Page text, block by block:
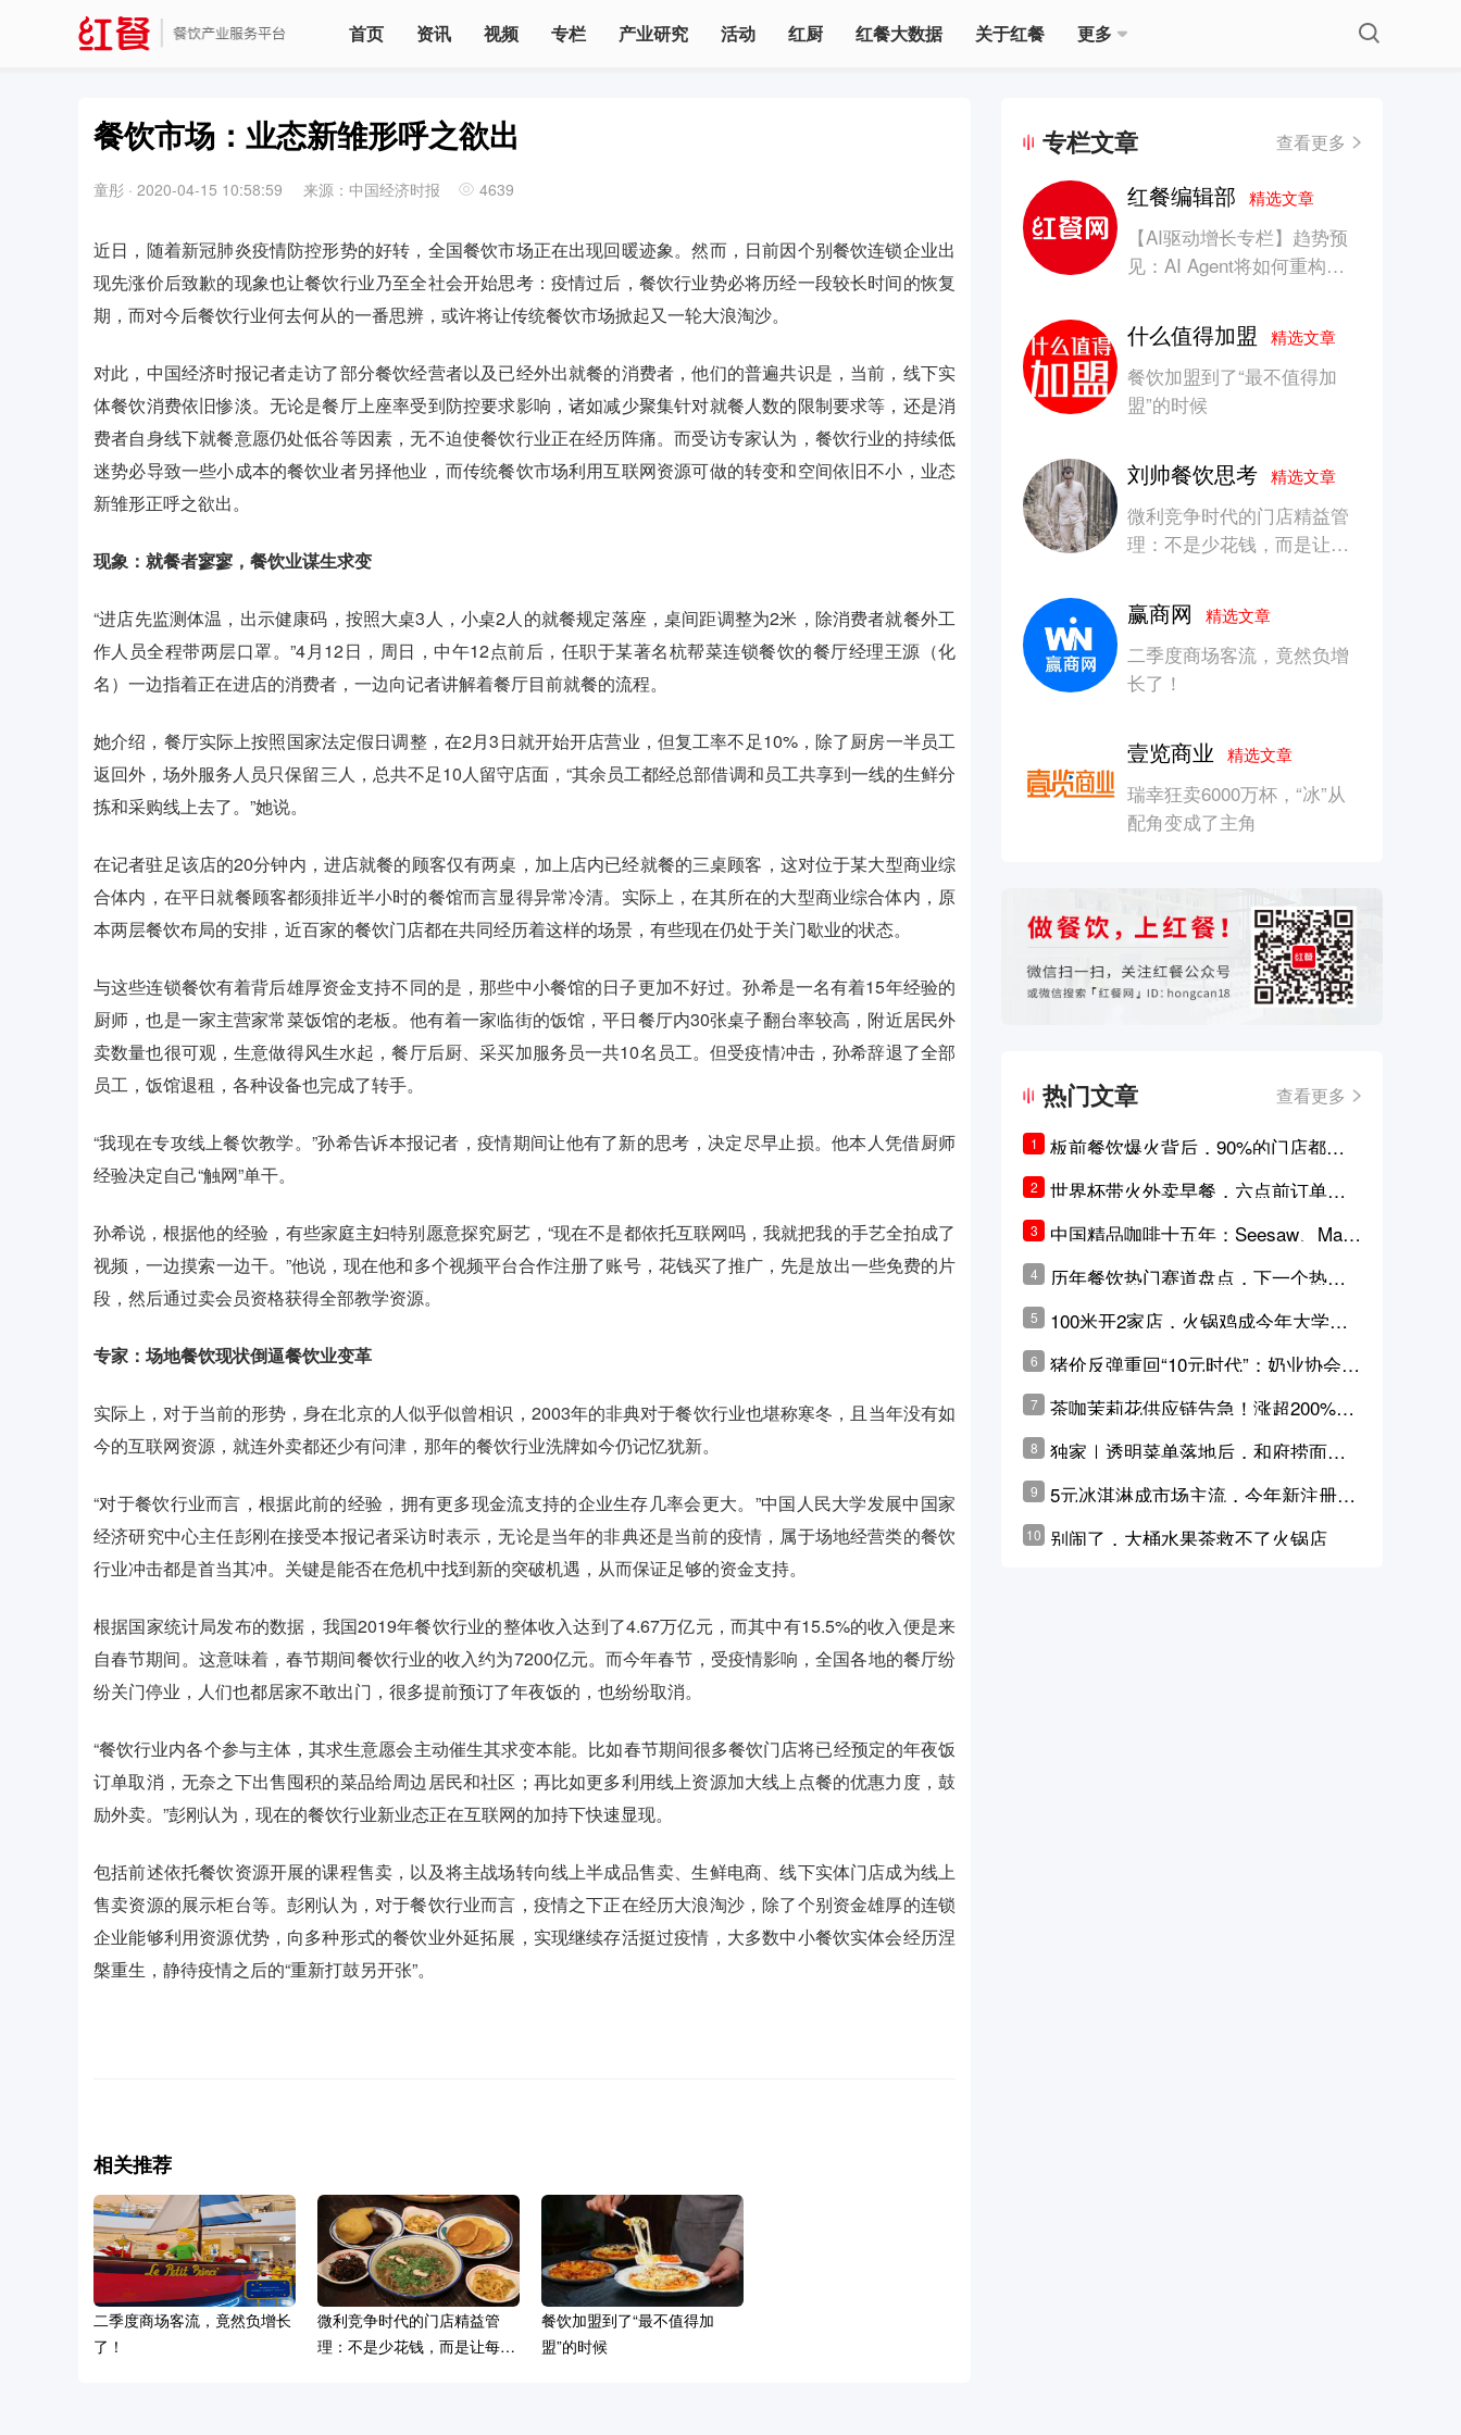
首页 资讯 视频 专栏 产业研究 活动 红厨 红餐大数据 关于红餐 更多
餐饮市场：业态新雏形呼之欲出
童彤 · 2020-04-15 10:58:59 来源：中国经济时报 4639
近日，随着新冠肺炎疫情防控形势的好转，全国餐饮市场正在出现回暖迹象。然而，日前因个别餐饮连锁企业出
现先涨价后致歉的现象也让餐饮行业乃至全社会开始思考：疫情过后，餐饮行业势必将历经一段较长时间的恢复
期，而对今后餐饮行业何去何从的一番思辨，或许将让传统餐饮市场掀起又一轮大浪淘沙。
对此，中国经济时报记者走访了部分餐饮经营者以及已经外出就餐的消费者，他们的普遍共识是，当前，线下实
体餐饮消费依旧惨淡。无论是餐厅上座率受到防控要求影响，诸如减少聚集针对就餐人数的限制要求等，还是消
费者自身线下就餐意愿仍处低谷等因素，无不迫使餐饮行业正在经历阵痛。而受访专家认为，餐饮行业的持续低
迷势必导致一些小成本的餐饮业者另择他业，而传统餐饮市场利用互联网资源可做的转变和空间依旧不小，业态
新雏形正呼之欲出。
现象：就餐者寥寥，餐饮业谋生求变
“进店先监测体温，出示健康码，按照大桌3人，小桌2人的就餐规定落座，桌间距调整为2米，除消费者就餐外工
作人员全程带两层口罩。”4月12日，周日，中午12点前后，任职于某著名杭帮菜连锁餐饮的餐厅经理王源（化
名）一边指着正在进店的消费者，一边向记者讲解着餐厅目前就餐的流程。
她介绍，餐厅实际上按照国家法定假日调整，在2月3日就开始开店营业，但复工率不足10%，除了厨房一半员工
返回外，场外服务人员只保留三人，总共不足10人留守店面，“其余员工都经总部借调和员工共享到一线的生鲜分
拣和采购线上去了。”她说。
在记者驻足该店的20分钟内，进店就餐的顾客仅有两桌，加上店内已经就餐的三桌顾客，这对位于某大型商业综
合体内，在平日就餐顾客都须排近半小时的餐馆而言显得异常冷清。实际上，在其所在的大型商业综合体内，原
本两层餐饮布局的安排，近百家的餐饮门店都在共同经历着这样的场景，有些现在仍处于关门歇业的状态。
与这些连锁餐饮有着背后雄厚资金支持不同的是，那些中小餐馆的日子更加不好过。孙希是一名有着15年经验的
厨师，也是一家主营家常菜饭馆的老板。他有着一家临街的饭馆，平日餐厅内30张桌子翻台率较高，附近居民外
卖数量也很可观，生意做得风生水起，餐厅后厨、采买加服务员一共10名员工。但受疫情冲击，孙希辞退了全部
员工，饭馆退租，各种设备也完成了转手。
“我现在专攻线上餐饮教学。”孙希告诉本报记者，疫情期间让他有了新的思考，决定尽早止损。他本人凭借厨师
经验决定自己“触网”单干。
孙希说，根据他的经验，有些家庭主妇特别愿意探究厨艺，“现在不是都依托互联网吗，我就把我的手艺全拍成了
视频，一边摸索一边干。”他说，现在他和多个视频平台合作注册了账号，花钱买了推广，先是放出一些免费的片
段，然后通过卖会员资格获得全部教学资源。
专家：场地餐饮现状倒逼餐饮业变革
实际上，对于当前的形势，身在北京的人似乎似曾相识，2003年的非典对于餐饮行业也堪称寒冬，且当年没有如
今的互联网资源，就连外卖都还少有问津，那年的餐饮行业洗牌如今仍记忆犹新。
“对于餐饮行业而言，根据此前的经验，拥有更多现金流支持的企业生存几率会更大。”中国人民大学发展中国家
经济研究中心主任彭刚在接受本报记者采访时表示，无论是当年的非典还是当前的疫情，属于场地经营类的餐饮
行业冲击都是首当其冲。关键是能否在危机中找到新的突破机遇，从而保证足够的资金支持。
根据国家统计局发布的数据，我国2019年餐饮行业的整体收入达到了4.67万亿元，而其中有15.5%的收入便是来
自春节期间。这意味着，春节期间餐饮行业的收入约为7200亿元。而今年春节，受疫情影响，全国各地的餐厅纷
纷关门停业，人们也都居家不敢出门，很多提前预订了年夜饭的，也纷纷取消。
“餐饮行业内各个参与主体，其求生意愿会主动催生其求变本能。比如春节期间很多餐饮门店将已经预定的年夜饭
订单取消，无奈之下出售囤积的菜品给周边居民和社区；再比如更多利用线上资源加大线上点餐的优惠力度，鼓
励外卖。”彭刚认为，现在的餐饮行业新业态正在互联网的加持下快速显现。
包括前述依托餐饮资源开展的课程售卖，以及将主战场转向线上半成品售卖、生鲜电商、线下实体门店成为线上
售卖资源的展示柜台等。彭刚认为，对于餐饮行业而言，疫情之下正在经历大浪淘沙，除了个别资金雄厚的连锁
企业能够利用资源优势，向多种形式的餐饮业外延拓展，实现继续存活挺过疫情，大多数中小餐饮实体会经历涅
槃重生，静待疫情之后的“重新打鼓另开张”。
相关推荐
二季度商场客流，竟然负增长
了！
微利竞争时代的门店精益管
理：不是少花钱，而是让每一
餐饮加盟到了“最不值得加
盟”的时候
专栏文章 查看更多
红餐编辑部精选文章
【AI驱动增长专栏】趋势预
见：AI Agent将如何重构消
什么值得加盟精选文章
餐饮加盟到了“最不值得加
盟”的时候
刘帅餐饮思考精选文章
微利竞争时代的门店精益管
理：不是少花钱，而是让每
赢商网精选文章
二季度商场客流，竟然负增
长了！
壹览商业精选文章
瑞幸狂卖6000万杯，“冰”从
配角变成了主角
热门文章 查看更多
1
板前餐饮爆火背后，90%的门店都只
是徒有其表的刻意作秀？
2
世界杯带火外卖早餐，六点前订单大
3
中国精品咖啡十五年：Seesaw、Man
ner、M Stand为何结出了不同的果
实？
4
历年餐饮热门赛道盘点，下一个热门
5
100米开2家店，火锅鸡成今年大学城
6
猪价反弹重回“10元时代”；奶业协会称
原奶价格现回暖迹象
7
茶咖茉莉花供应链告急！涨超200%，
横州花价冲破50元一斤
8
独家｜透明菜单落地后，和府捞面李
学林公布未来10年计划
9
5元冰淇淋成市场主流，今年新注册相
10 别闹了，大桶水果茶救不了火锅店